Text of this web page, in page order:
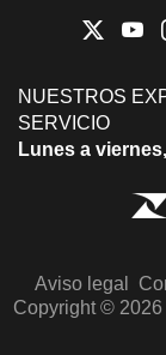
NUESTROS
SERVICIO
Lunes a
Aviso legal
Copyright ©